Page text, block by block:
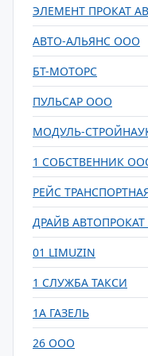
ЭЛЕМЕНТ ПРОКАТ
АВТО-АЛЬЯНС ООО
БТ-МОТОРС
ПУЛЬСАР ООО
МОДУЛЬ-
1 СОБСТВЕННИК
РЕЙС
ДРАЙВ
01 LIMUZIN
1 СЛУЖБА ТАКСИ
1А ГАЗЕЛЬ
26 ООО